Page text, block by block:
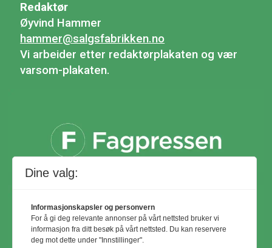
Redaktør
Øyvind Hammer
hammer@salgsfabrikken.no
Vi arbeider etter redaktørplakaten og vær
varsom-plakaten.
Dine valg:
Informasjonskapsler og personvern
For å gi deg relevante annonser på vårt nettsted bruker vi
informasjon fra ditt besøk på vårt nettsted. Du kan reservere
deg mot dette under "Innstillinger".